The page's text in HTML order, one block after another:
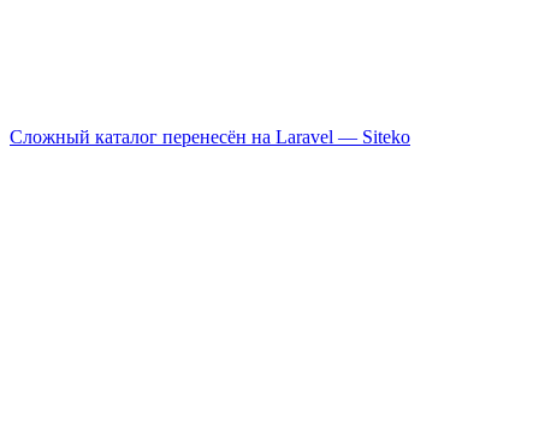
Сложный каталог перенесён на Laravel — Siteko